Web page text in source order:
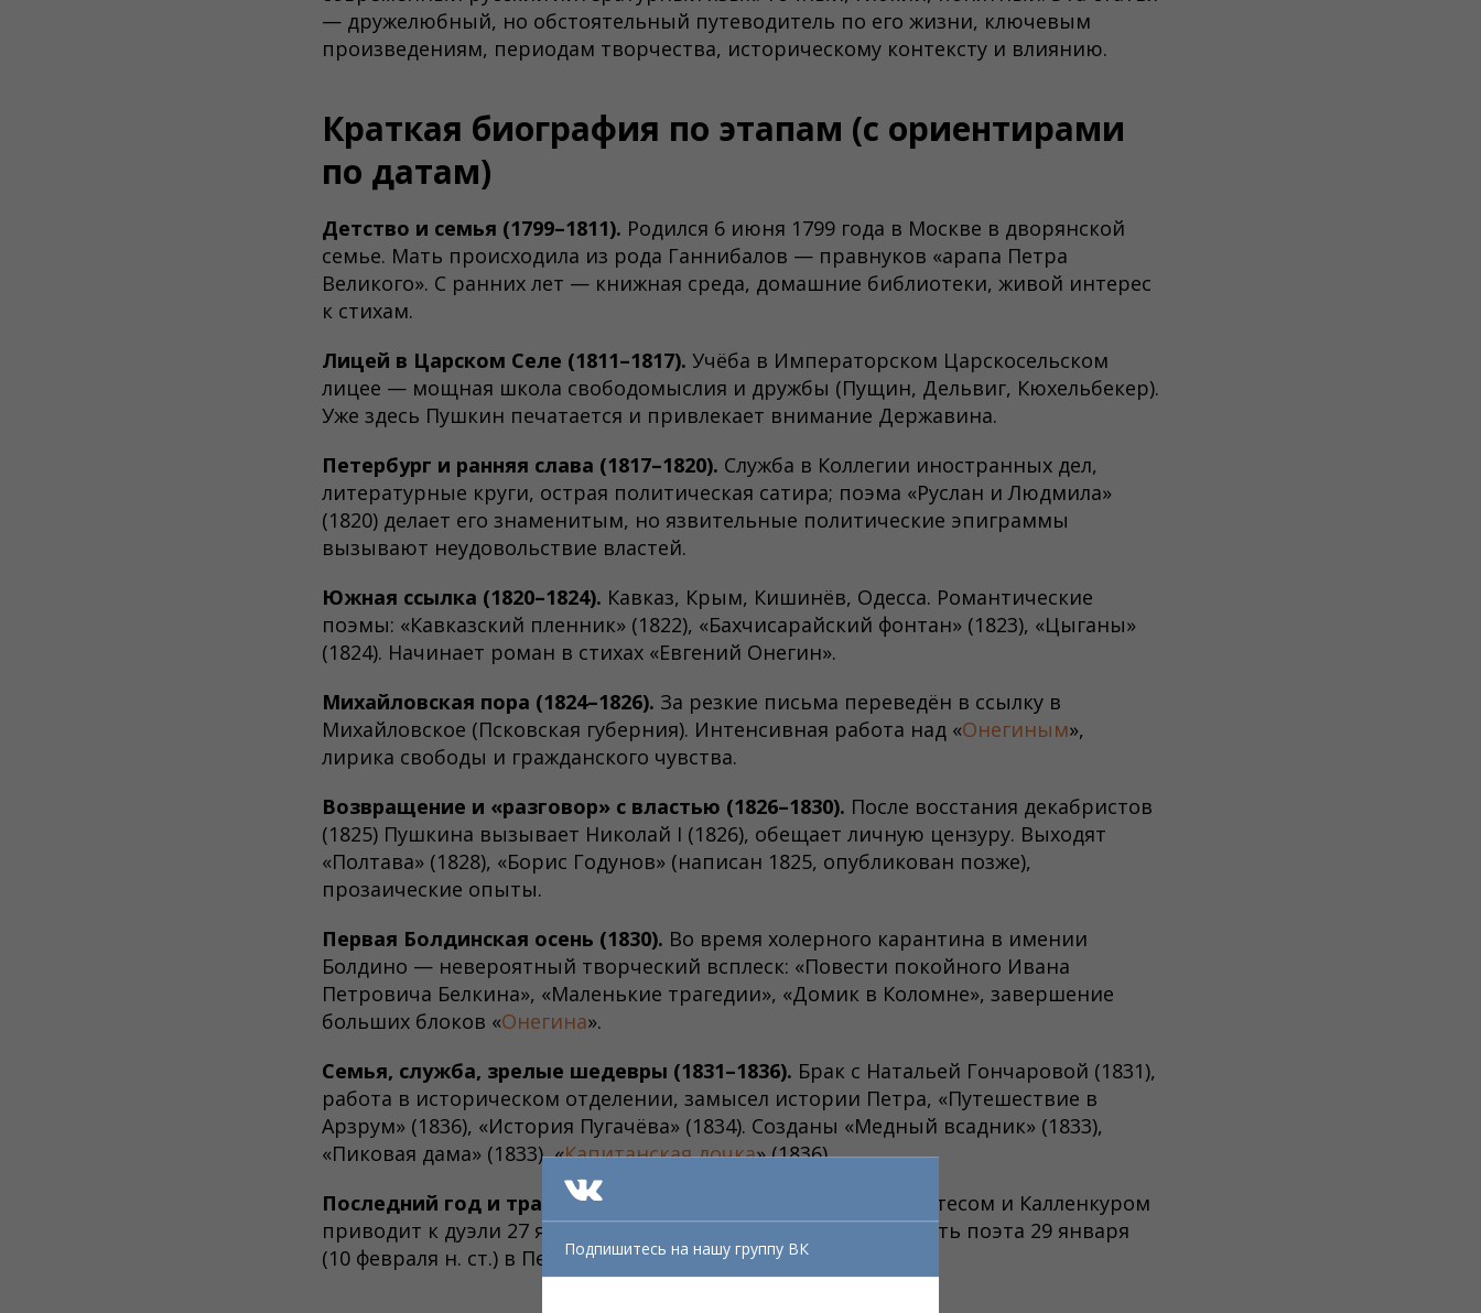
— дружелюбный, но обстоятельный путеводитель по его жизни, ключевым
произведениям, периодам творчества, историческому контексту и влиянию.
Краткая биография по этапам (с ориентирами
по датам)
Детство и семья (1799–1811). Родился 6 июня 1799 года в Москве в дворянской
семье. Мать происходила из рода Ганнибалов — правнуков «арапа Петра
Великого». С ранних лет — книжная среда, домашние библиотеки, живой интерес
к стихам.
Лицей в Царском Селе (1811–1817). Учёба в Императорском Царскосельском
лицее — мощная школа свободомыслия и дружбы (Пущин, Дельвиг, Кюхельбекер).
Уже здесь Пушкин печатается и привлекает внимание Державина.
Петербург и ранняя слава (1817–1820). Служба в Коллегии иностранных дел,
литературные круги, острая политическая сатира; поэма «Руслан и Людмила»
(1820) делает его знаменитым, но язвительные политические эпиграммы
вызывают неудовольствие властей.
Южная ссылка (1820–1824). Кавказ, Крым, Кишинёв, Одесса. Романтические
поэмы: «Кавказский пленник» (1822), «Бахчисарайский фонтан» (1823), «Цыганы»
(1824). Начинает роман в стихах «Евгений Онегин».
Михайловская порa (1824–1826). За резкие письма переведён в ссылку в
Михайловское (Псковская губерния). Интенсивная работа над «Онегиным»,
лирика свободы и гражданского чувства.
Возвращение и «разговор» с властью (1826–1830). После восстания декабристов
(1825) Пушкина вызывает Николай I (1826), обещает личную цензуру. Выходят
«Полтава» (1828), «Борис Годунов» (написан 1825, опубликован позже),
прозаические опыты.
Первая Болдинская осень (1830). Во время холерного карантина в имении
Болдино — невероятный творческий всплеск: «Повести покойного Ивана
Петровича Белкина», «Маленькие трагедии», «Домик в Коломне», завершение
больших блоков «Онегина».
Семья, служба, зрелые шедевры (1831–1836). Брак с Натальей Гончаровой (1831),
работа в историческом отделении, замысел истории Петра, «Путешествие в
Арзрум» (1836), «История Пугачёва» (1834). Созданы «Медный всадник» (1833),
«Пиковая дама» (1833), «Капитанская дочка» (1836).
Последний год и трагическая дуэль (1837).
Конфликт с Дантесом и Калленкуром
приводит к дуэли 27 января (8 февраля н. ст.) 1837 года. Смерть поэта 29 января
(10 февраля н. ст.) в Петербурге.Подпишитесь на нашу группу ВК